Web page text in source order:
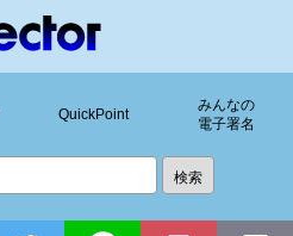
QuickPoint
みんなの
電子署名